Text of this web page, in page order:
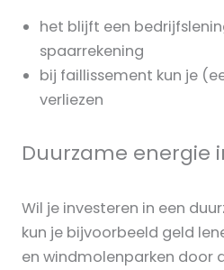
het blijft een
spaarrekening
bij faillissement kun je
verliezen
Duurzame energie
Wil je investeren in een
kun je bijvoorbeeld geld
en windmolenparken door